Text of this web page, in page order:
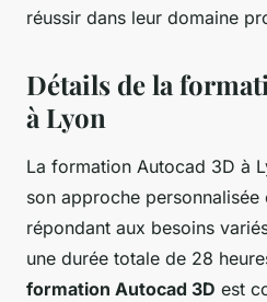
réussir dans leur domaine
Détails de la
à Lyon
La formation Autocad 3D à
son approche
répondant aux besoins
une durée totale de 28
formation Autocad 3D est